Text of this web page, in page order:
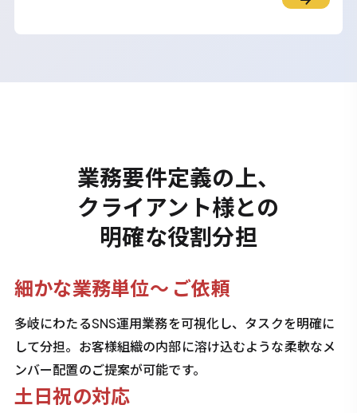
業務要件定義の上、
クライアント様との
明確な役割分担
細かな業務単位～ ご依頼
多岐にわたるSNS運用業務を可視化し、タスクを明確に
して分担。お客様組織の内部に溶け込むような柔軟なメ
ンバー配置のご提案が可能です。
土日祝の対応